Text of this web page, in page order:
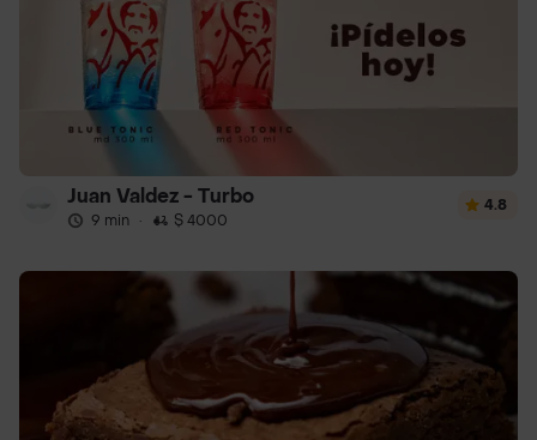
Juan Valdez - Turbo
9 min · $ 4000
4.8